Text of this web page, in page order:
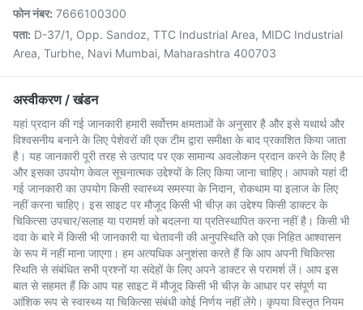
फोन नंबर: 7666100300
पता: D-37/1, Opp. Sandoz, TTC Industrial Area, MIDC Industrial
Area, Turbhe, Navi Mumbai, Maharashtra 400703
अस्वीकरण / खंडन
यहां प्रदान की गई जानकारी हमारी सर्वोत्तम क्षमताओं के अनुसार है और इसे यथार्थ और
विश्वसनीय बनाने के लिए पेशेवरों की एक टीम द्वारा समीक्षा के बाद प्रकाशित किया जाता
है। यह जानकारी पूरी तरह से उत्पाद पर एक सामान्य अवलोकन प्रदान करने के लिए है
और इसका उपयोग केवल सूचनात्मक उद्देश्यों के लिए किया जाना चाहिए। आपको यहां दी
गई जानकारी का उपयोग किसी स्वास्थ्य समस्या के निदान, रोकथाम या इलाज के लिए
नहीं करना चाहिए। इस साइट पर मौजूद किसी भी चीज़ का उद्देश्य किसी डाक्टर के
चिकित्सा उपचार/सलाह या परामर्श को बदलना या प्रतिस्थापित करना नहीं है। किसी भी
दवा के बारे में किसी भी जानकारी या चेतावनी की अनुपस्थिति को एक निहित आश्वासन
के रूप में नहीं माना जाएगा। हम अत्यधिक अनुशंसा करते हैं कि आप अपनी चिकित्सा
स्थिति से संबंधित सभी प्रश्नों या संदेहों के लिए अपने डाक्टर से परामर्श लें। आप इस
बात से सहमत हैं कि आप यह साइट में मौजूद किसी भी चीज़ के आधार पर संपूर्ण या
आंशिक रूप से स्वास्थ्य या चिकित्सा संबंधी कोई निर्णय नहीं लेंगे। कृपया विस्तृत नियम